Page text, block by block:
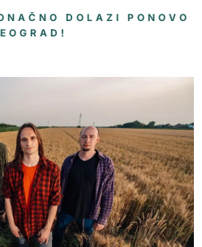
DOLAZI PONOVO